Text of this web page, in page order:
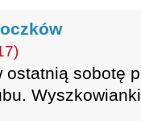
ostatnią sobotę